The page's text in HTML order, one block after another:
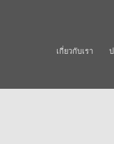
เกี่ยวกับเรา